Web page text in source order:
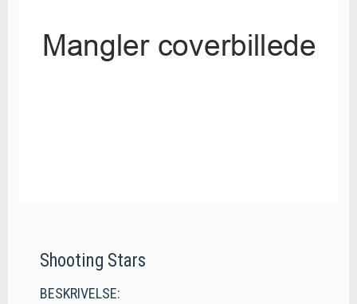
Shooting Stars
BESKRIVELSE: